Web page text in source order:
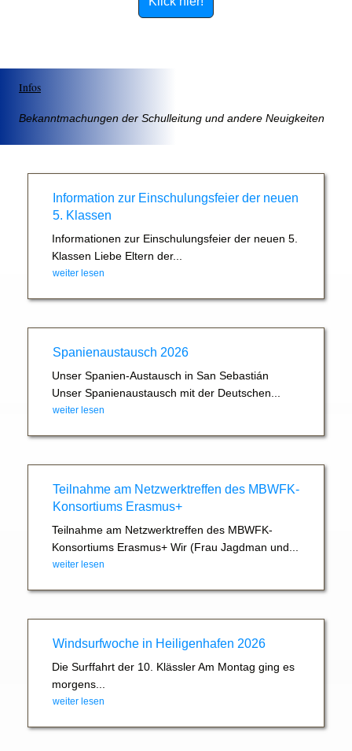
Infos
Bekanntmachungen der Schulleitung und andere Neuigkeiten
Information zur Einschulungsfeier der neuen
5. Klassen
Informationen zur Einschulungsfeier der neuen 5.
Klassen Liebe Eltern der...
weiter lesen
Spanienaustausch 2026
Unser Spanien-Austausch in San Sebastián
Unser Spanienaustausch mit der Deutschen...
weiter lesen
Teilnahme am Netzwerktreffen des MBWFK-
Konsortiums Erasmus+
Teilnahme am Netzwerktreffen des MBWFK-
Konsortiums Erasmus+ Wir (Frau Jagdman und...
weiter lesen
Windsurfwoche in Heiligenhafen 2026
Die Surffahrt der 10. Klässler Am Montag ging es
morgens...
weiter lesen